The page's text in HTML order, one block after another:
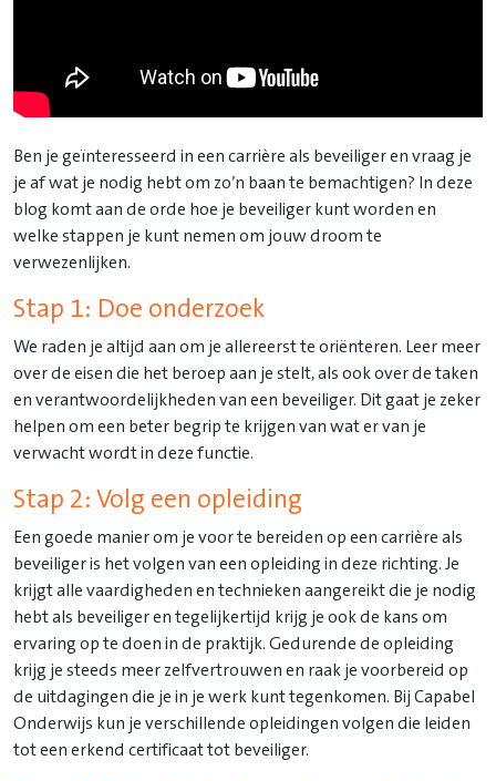
Ben je geïnteresseerd in een carrière als beveiliger en vraag je
je af wat je nodig hebt om zo’n baan te bemachtigen? In deze
blog komt aan de orde hoe je beveiliger kunt worden en
welke stappen je kunt nemen om jouw droom te
verwezenlijken.
Stap 1: Doe onderzoek
We raden je altijd aan om je allereerst te oriënteren. Leer meer
over de eisen die het beroep aan je stelt, als ook over de taken
en verantwoordelijkheden van een beveiliger. Dit gaat je zeker
helpen om een beter begrip te krijgen van wat er van je
verwacht wordt in deze functie.
Stap 2: Volg een opleiding
Een goede manier om je voor te bereiden op een carrière als
beveiliger is het volgen van een opleiding in deze richting. Je
krijgt alle vaardigheden en technieken aangereikt die je nodig
hebt als beveiliger en tegelijkertijd krijg je ook de kans om
ervaring op te doen in de praktijk. Gedurende de opleiding
krijg je steeds meer zelfvertrouwen en raak je voorbereid op
de uitdagingen die je in je werk kunt tegenkomen. Bij Capabel
Onderwijs kun je verschillende opleidingen volgen die leiden
tot een erkend certificaat tot beveiliger.